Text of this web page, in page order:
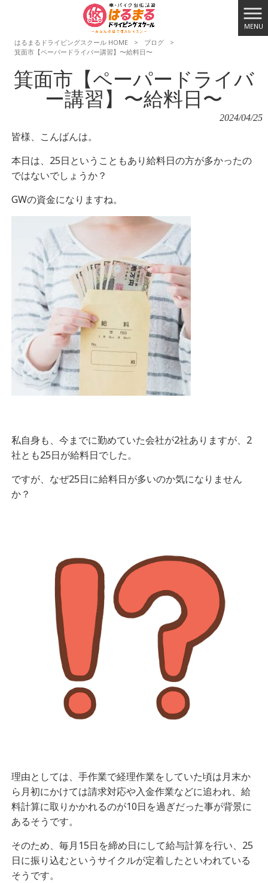
MENU
はるまるドライビングスクール HOME
> ブログ
>
箕面市【ペーパードライバー講習】〜給料日〜
箕面市【ペーパードライバ
ー講習】〜給料日〜
2024/04/25
皆様、こんばんは。
本日は、25日ということもあり給料日の方が多かったの
ではないでしょうか？
GWの資金になりますね。
私自身も、今までに勤めていた会社が2社ありますが、2
社とも25日が給料日でした。
ですが、なぜ25日に給料日が多いのか気になりません
か？
理由としては、手作業で経理作業をしていた頃は月末か
ら月初にかけては請求対応や入金作業などに追われ、給
料計算に取りかかれるのが10日を過ぎだった事が背景に
あるそうです。
そのため、毎月15日を締め日にして給与計算を行い、25
日に振り込むというサイクルが定着したといわれている
そうです。